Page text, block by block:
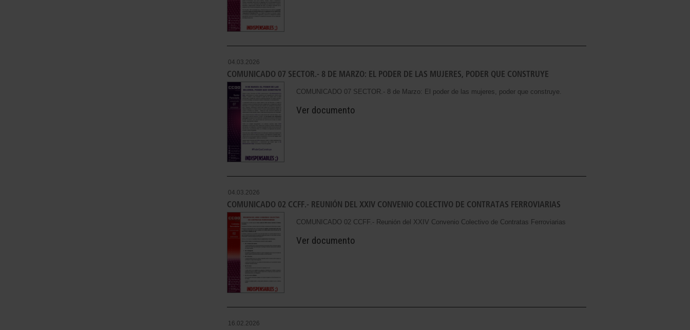
04.03.2026
COMUNICADO 07 SECTOR.- 8 DE MARZO: EL PODER DE LAS MUJERES, PODER QUE CONSTRUYE
COMUNICADO 07 SECTOR.- 8 de Marzo: El poder de las mujeres, poder que construye.
Ver documento
04.03.2026
COMUNICADO 02 CCFF.- REUNIÓN DEL XXIV CONVENIO COLECTIVO DE CONTRATAS FERROVIARIAS
COMUNICADO 02 CCFF.- Reunión del XXIV Convenio Colectivo de Contratas Ferroviarias
Ver documento
16.02.2026